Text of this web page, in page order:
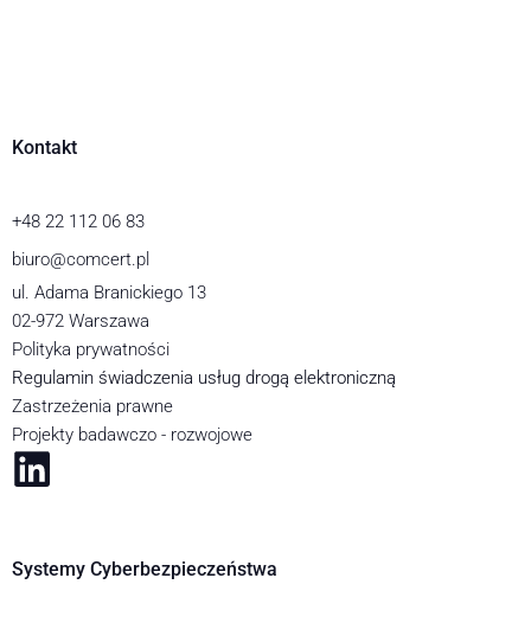
Kontakt
+48 22 112 06 83
biuro@comcert.pl
ul. Adama Branickiego 13
02-972 Warszawa
Polityka prywatności
Regulamin świadczenia usług drogą elektroniczną
Zastrzeżenia prawne
Projekty badawczo - rozwojowe
Systemy Cyberbezpieczeństwa